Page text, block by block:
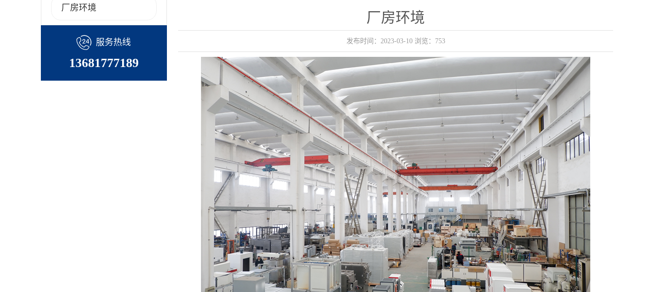
厂房环境
服务热线
13681777189
厂房环境
发布时间：2023-03-10 浏览：753